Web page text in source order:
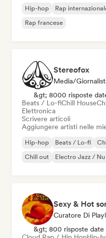
Hip-hop Rap
Rap francese
Stereofox
Media/
&gt; 8000 risposte
Beats / Lo-fiChill House
Elettronica
Scrivere articoli
Aggiungere artisti nelle
Hip-hop Beats / Lo-fi
Chill out
Electro Jazz / Nu
Sexy & Hot
Curatore Di
&gt; 800 risposte date